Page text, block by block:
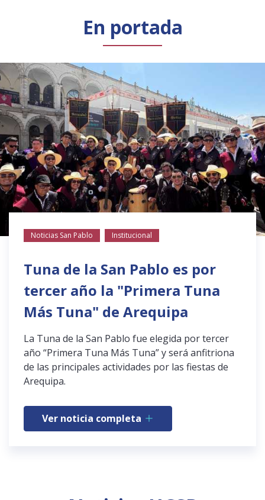
En portada
Noticias San Pablo Institucional
Tuna de la San Pablo es por
tercer año la "Primera Tuna
Más Tuna" de Arequipa
La Tuna de la San Pablo fue elegida por tercer
año “Primera Tuna Más Tuna” y será anfitriona
de las principales actividades por las fiestas de
Arequipa.
Ver noticia completa